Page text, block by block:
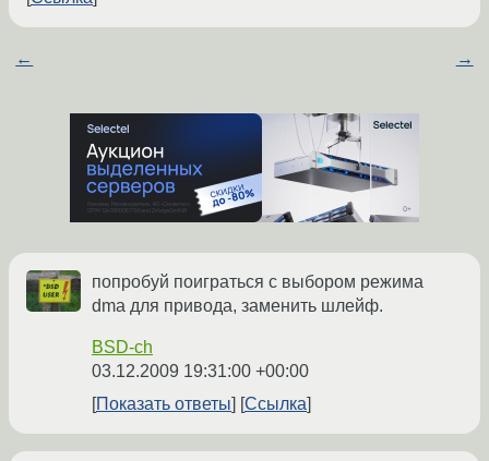
← →
попробуй поиграться с выбором режима
dma для привода, заменить шлейф.
BSD-ch
03.12.2009 19:31:00 +00:00
Показать ответы
Ссылка